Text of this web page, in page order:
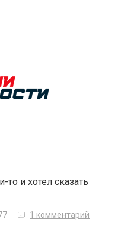
то и хотел сказать
1 комментарий